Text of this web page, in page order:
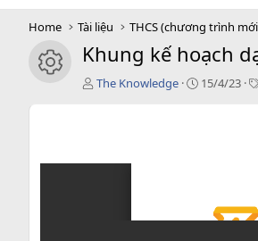
Home Tài liệu THCS (chương trình
icon tài liệu
Khung kế hoạch
T
ả
The Knowledge
C15/4/23